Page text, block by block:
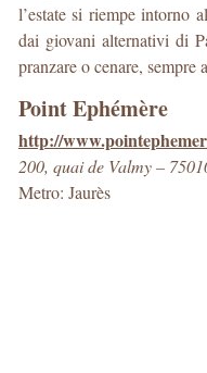
l’estate si riempe intorno
dai giovani alternativi di
pranzare o cenare,
Point Ephémère
http://
200, quai de Valmy –
Metro: Jaurès